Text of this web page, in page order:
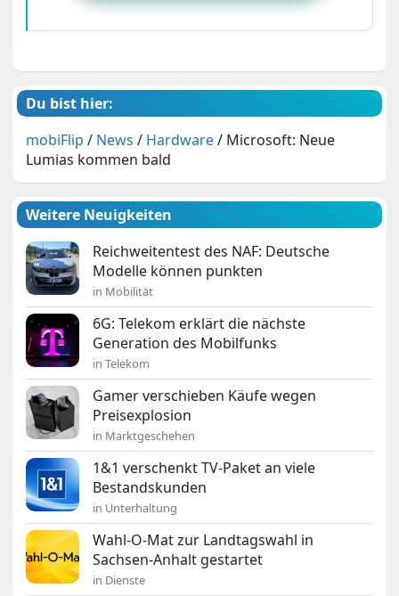
Du bist hier:
mobiFlip / News / Hardware/ Microsoft: Neue
Lumias kommen bald
Weitere Neuigkeiten
Reichweitentest des NAF: Deutsche
Modelle können punkten
in Mobilität
6G: Telekom erklärt die nächste
Generation des Mobilfunks
in Telekom
Gamer verschieben Käufe wegen
Preisexplosion
in Marktgeschehen
1&1 verschenkt TV-Paket an viele
Bestandskunden
in Unterhaltung
Wahl-O-Mat zur Landtagswahl in
Sachsen-Anhalt gestartet
in Dienste